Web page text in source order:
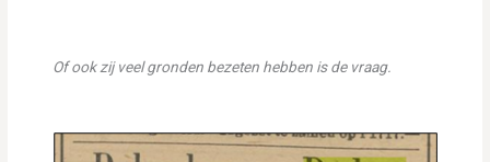
Of ook zij veel gronden bezeten hebben is de vraag.